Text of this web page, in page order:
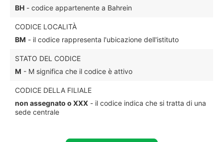
BH - codice appartenente a Bahrein
CODICE LOCALITÀ
BM - il codice rappresenta l'ubicazione dell'istituto
STATO DEL CODICE
M - M significa che il codice è attivo
CODICE DELLA FILIALE
non assegnato o XXX - il codice indica che si tratta di una
sede centrale